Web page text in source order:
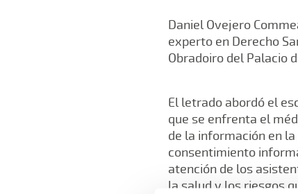
Daniel Ovejero
experto en Derecho
Obradoiro del Palacio
El letrado abordó el
que se enfrenta el
de la información en
consentimiento
atención de los
la salud y los riesgos